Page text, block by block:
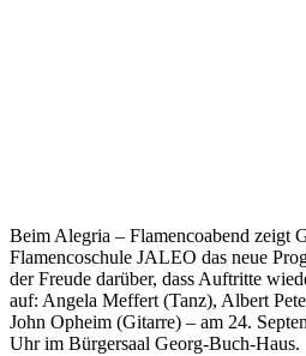
Beim Alegria – Flamencoabend zeigt
Flamencoschule JALEO das neue
der Freude darüber, dass Auftritte
auf: Angela Meffert (Tanz), Albert
John Opheim (Gitarre) – am 24.
Uhr im Bürgersaal Georg-Buch-Haus.